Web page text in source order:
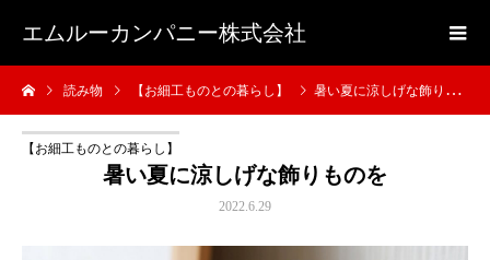
エムルーカンパニー株式会社
読み物 【お細工ものとの暮らし】 暑い夏に涼しげな飾りものを
【お細工ものとの暮らし】
暑い夏に涼しげな飾りものを
2022.6.29